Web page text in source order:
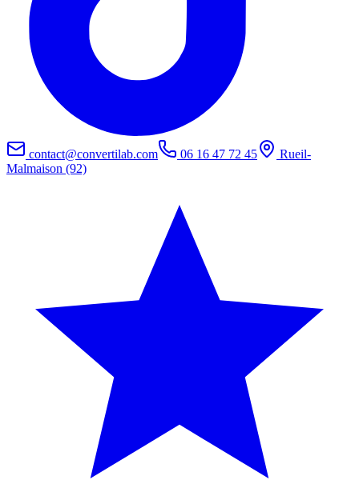
contact@convertilab.com 06 16 47 72 45
Rueil-
Malmaison (92)